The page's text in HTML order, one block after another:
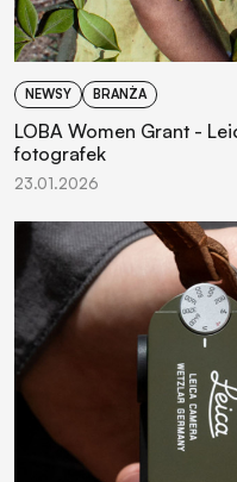
NEWSY BRANŻA
LOBA Women Grant -
fotografek
23.01.2026